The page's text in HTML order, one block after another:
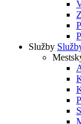
Služby